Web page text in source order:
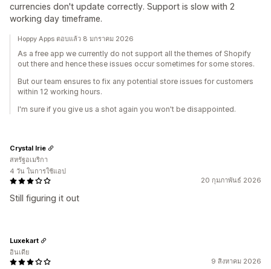
currencies don't update correctly. Support is slow with 2
working day timeframe.
Hoppy Apps ตอบแล้ว 8 มกราคม 2026
As a free app we currently do not support all the themes of Shopify
out there and hence these issues occur sometimes for some stores.
But our team ensures to fix any potential store issues for customers
within 12 working hours.
I'm sure if you give us a shot again you won't be disappointed.
20 กุมภาพันธ์ 2026
Still figuring it out
Crystal Irie
สหรัฐอเมริกา
4 วัน ในการใช้แอป
9 สิงหาคม 2026
Luxekart
อินเดีย